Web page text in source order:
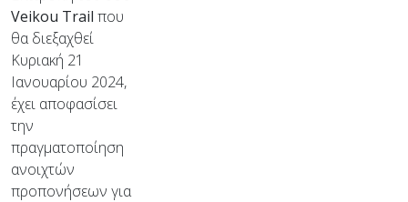
Veikou Trail που
θα διεξαχθεί
Κυριακή 21
Ιανουαρίου 2024,
έχει αποφασίσει
την
πραγματοποίηση
ανοιχτών
προπονήσεων για